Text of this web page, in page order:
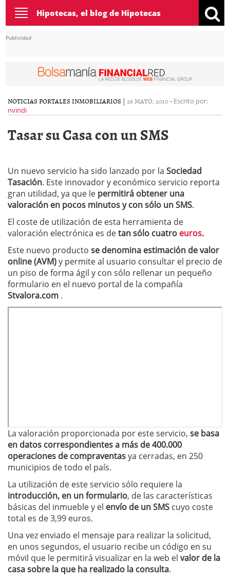
Toggle
navigation
Hipotecas, el blog de Hipotecas
Publicidad
NOTICIAS PORTALES INMOBILIARIOS | 26 MAYO, 2010- Escrito por:
nvindi
Tasar su Casa con un SMS
Un nuevo servicio ha sido lanzado por la Sociedad
Tasación. Este innovador y económico servicio reporta
gran utilidad, ya que le permitirá obtener una
valoración en pocos minutos y con sólo un SMS.
El coste de utilización de esta herramienta de
valoración electrónica es detan sólo cuatro euros.
Este nuevo producto se denomina estimación de valor
online (AVM)y permite al usuario consultar el precio de
un piso de forma ágil y con sólo rellenar un pequeño
formulario en el nuevo portal de la compañía
Stvalora.com .
La valoración proporcionada por este servicio, se basa
en datos correspondientes a más de 400.000
operaciones de compraventasya cerradas, en 250
municipios de todo el país.
La utilización de este servicio sólo requiere la
introducción, en un formulario, de las características
básicas del inmueble y el envío de un SMS cuyo coste
total es de 3,99 euros.
Una vez enviado el mensaje para realizar la solicitud,
en unos segundos, el usuario recibe un código en su
móvil que le permitirá visualizar en la web el valor de la
casa sobre la que ha realizado la consulta.